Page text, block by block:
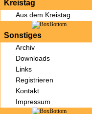
Kreistag
Aus dem Kreistag
Sonstiges
Archiv
Downloads
Links
Registrieren
Kontakt
Impressum